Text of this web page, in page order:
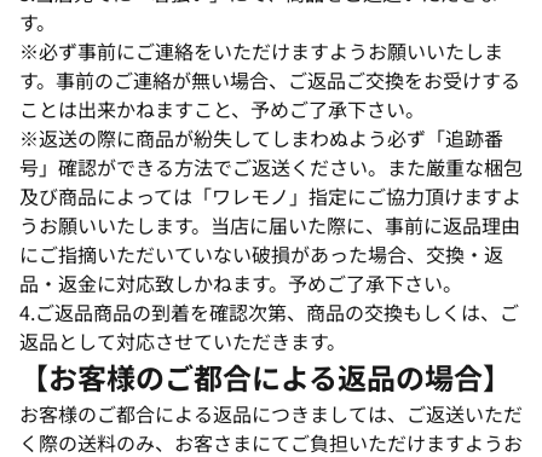
す。
※必ず事前にご連絡をいただけますようお願いいたしま
す。事前のご連絡が無い場合、ご返品ご交換をお受けする
ことは出来かねますこと、予めご了承下さい。
※返送の際に商品が紛失してしまわぬよう必ず「追跡番
号」確認ができる方法でご返送ください。また厳重な梱包
及び商品によっては「ワレモノ」指定にご協力頂けますよ
うお願いいたします。当店に届いた際に、事前に返品理由
にご指摘いただいていない破損があった場合、交換・返
品・返金に対応致しかねます。予めご了承下さい。
4.ご返品商品の到着を確認次第、商品の交換もしくは、ご
返品として対応させていただきます。
【お客様のご都合による返品の場合】
お客様のご都合による返品につきましては、ご返送いただ
く際の送料のみ、お客さまにてご負担いただけますようお